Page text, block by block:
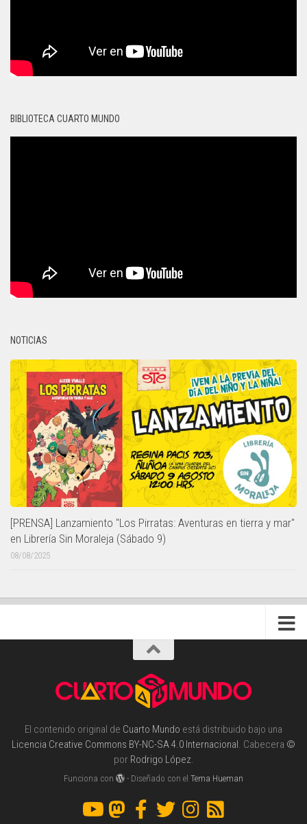
BIBLIOTECA CUARTO MUNDO
NOTICIAS
[PRENSA] Lanzamiento "Los Pirratas: Aventuras en tierra y mar"
en Librería Sin Moraleja (Sábado 9)
08/08/2025
El contenido original de Cuarto Mundo está distribuido bajo una
Licencia Creative Commons BY-NC-SA 4.0 Internacional. Cabecera ©
por Rodrigo López.
Funciona con - Diseñado con elTema Hueman